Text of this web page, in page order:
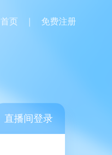
首页 ｜ 免费注册
直播间登录